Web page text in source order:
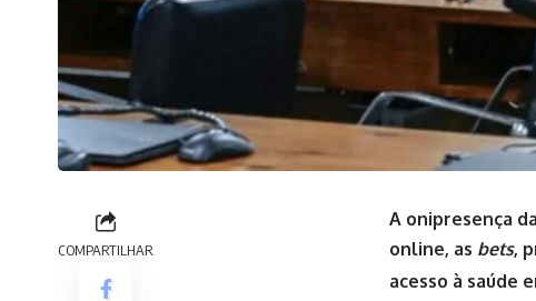
COMPARTILHAR
A onipresença
online, as bets,
acesso à saúde